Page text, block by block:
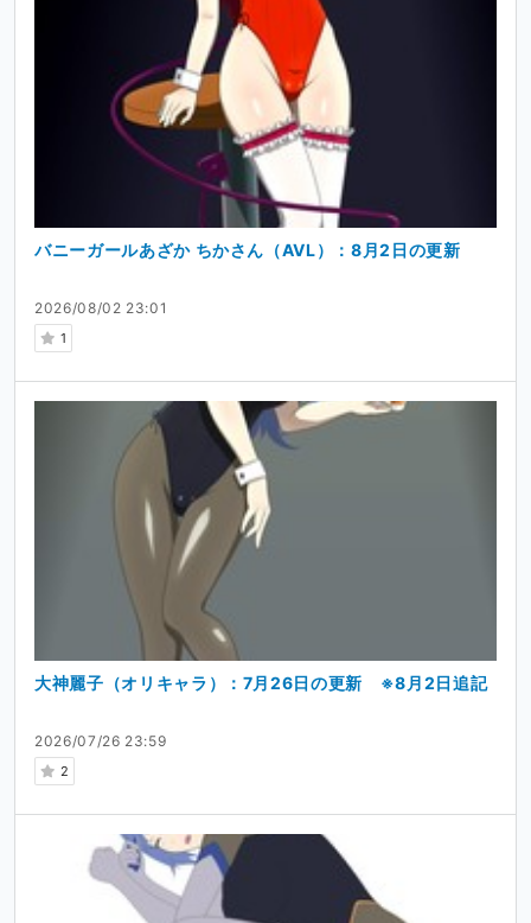
2026/08/02 23:01
1
バニーガールあざか ちかさん（AVL）：8月2日の更新
2026/07/26 23:59
2
大神麗子（オリキャラ）：7月26日の更新 ※8月2日追記